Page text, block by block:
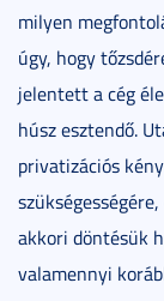
milyen
úgy, hogy
jelentett a cég
húsz esztendő.
privatizációs
akkori döntésük
valamennyi